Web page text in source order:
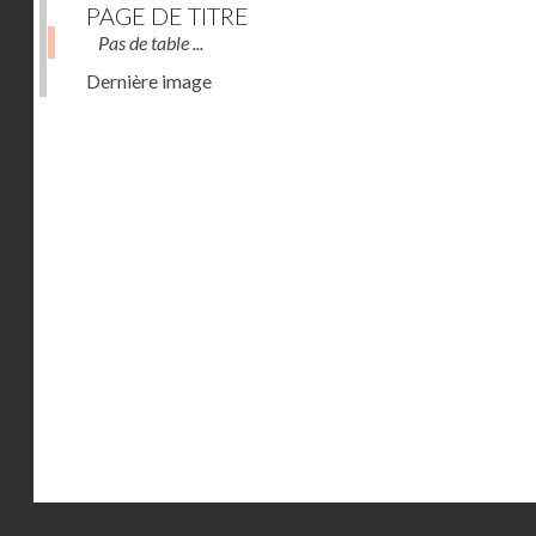
PAGE DE TITRE
Pas de table ...
Dernière image